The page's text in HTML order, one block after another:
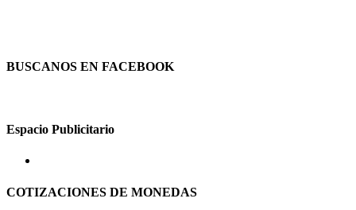
BUSCANOS EN FACEBOOK
Espacio Publicitario
COTIZACIONES DE MONEDAS